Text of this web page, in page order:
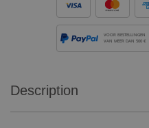
VOOR BESTELLINGEN
VAN MEER DAN 500 €
Description